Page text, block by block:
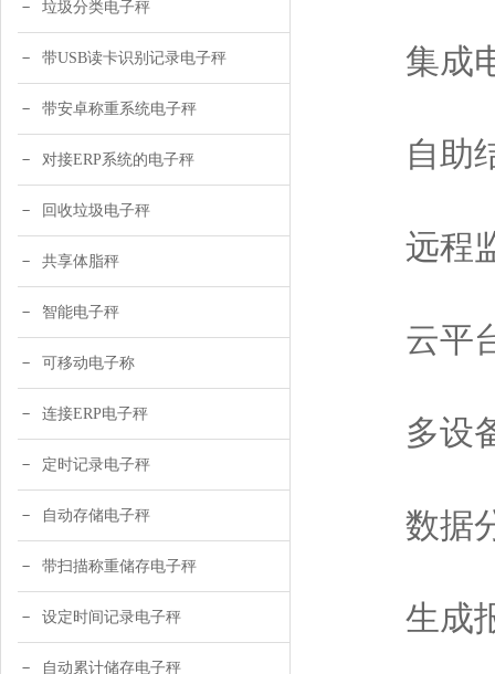
垃圾分类电子秤
带USB读卡识别记录电子秤
带安卓称重系统电子秤
对接ERP系统的电子秤
回收垃圾电子秤
共享体脂秤
智能电子秤
可移动电子称
连接ERP电子秤
定时记录电子秤
自动存储电子秤
带扫描称重储存电子秤
设定时间记录电子秤
自动累计储存电子秤
集成电
自助结
远程监
云平
多设
数据分
生成